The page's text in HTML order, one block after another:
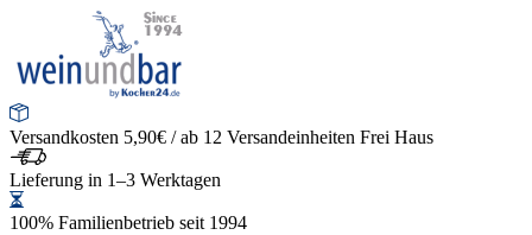
Versandkosten 5,90€ / ab 12 Versandeinheiten Frei Haus
Lieferung in 1–3 Werktagen
100% Familienbetrieb seit 1994